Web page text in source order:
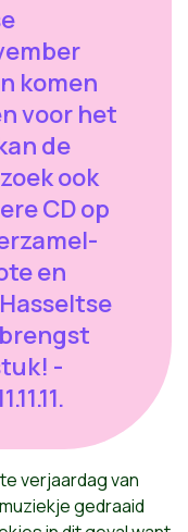
komen
voor het
de
ook
CD op
en
-
verjaardag van
gedraaid